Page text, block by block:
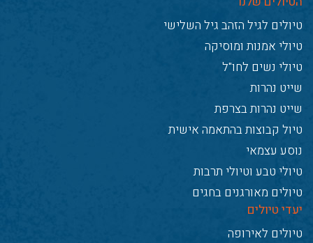
טיולים לגיל הזהב גיל השלישי
טיולי אמנות ומוסיקה
טיולי נשים לחו"ל
שייט נהרות
שייט נהרות בצרפת
טיול קבוצות בהתאמה אישית
נוסע עצמאי
טיולי טבע וטיולי תרבות
טיולים מאורגנים בחגים
יעדי טיולים
טיולים לאירופה